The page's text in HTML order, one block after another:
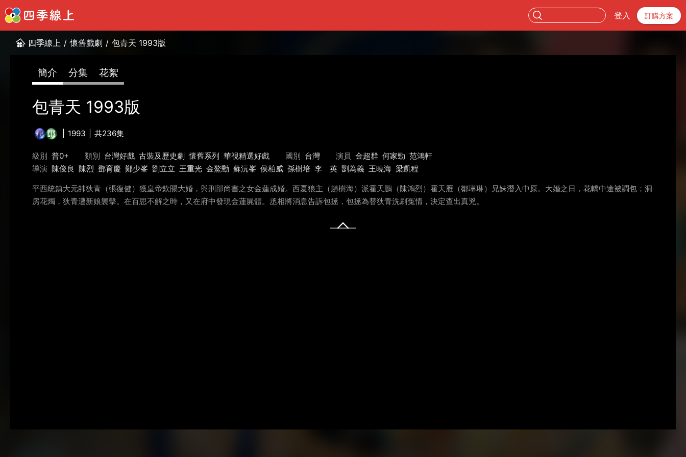
登入 訂購方案
四季線上 / 懷舊戲劇 / 包青天 1993版
簡介 分集 花絮
包青天 1993版
1993 共236集
級別 普0+ 類別 台灣好戲 古裝及歷史劇 懷舊系列 華視精選好戲 國別 台灣 演員 金超群 何家勁 范鴻軒
導演 陳俊良 陳烈 鄧育慶 鄭少峯 劉立立 王重光 金鰲勳 蘇沅峯 侯柏威 孫樹培 李 英 劉為義 王曉海 梁凱程
平西統鎮大元帥狄青（張復健）獲皇帝欽賜大婚，與刑部尚書之女金蓮成婚。西夏狼主（趙樹海）派霍天鵬（陳鴻烈）霍天雁（鄒琳琳）兄妹潛入中原。大婚之日，花轎中途被調包；洞
房花燭，狄青遭新娘襲擊。在百思不解之時，又在府中發現金蓮屍體。丞相將消息告訴包拯，包拯為替狄青洗刷冤情，決定查出真兇。